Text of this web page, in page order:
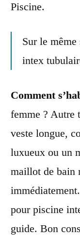
Piscine.
Sur le
intex
Comment
femme ? Autre
veste longue,
luxueux ou un
maillot de bain
pour piscine
guide. Bon